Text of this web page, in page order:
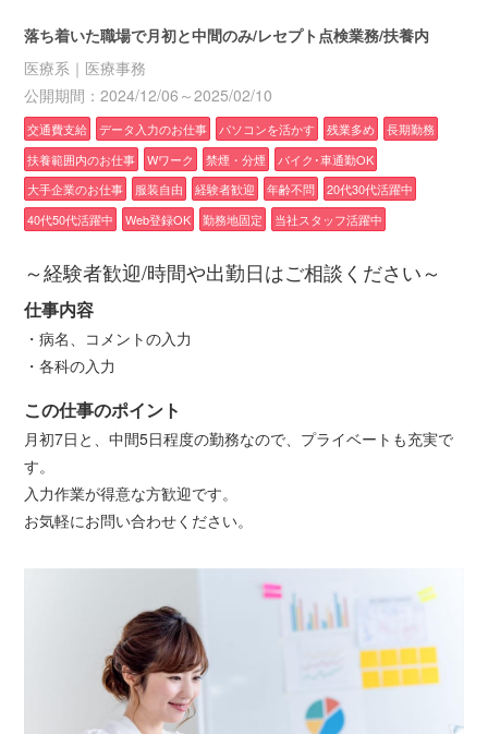
落ち着いた職場で月初と中間のみ/レセプト点検業務/扶養内
医療系｜医療事務
公開期間：2024/12/06～2025/02/10
交通費支給 データ入力のお仕事 パソコンを活かす 残業多め
長期勤務
扶養範囲内のお仕事
Wワーク 禁煙・分煙
バイク･車通勤OK
大手企業のお仕事
服装自由 経験者歓迎 年齢不問
20代30代活躍中
40代50代活躍中
Web登録OK 勤務地固定 当社スタッフ活躍中
～経験者歓迎/時間や出勤日はご相談ください～
仕事内容
・病名、コメントの入力
・各科の入力
この仕事のポイント
月初7日と、中間5日程度の勤務なので、プライベートも充実で
す。
入力作業が得意な方歓迎です。
お気軽にお問い合わせください。